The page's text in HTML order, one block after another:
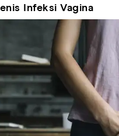
Infeksi Vagina